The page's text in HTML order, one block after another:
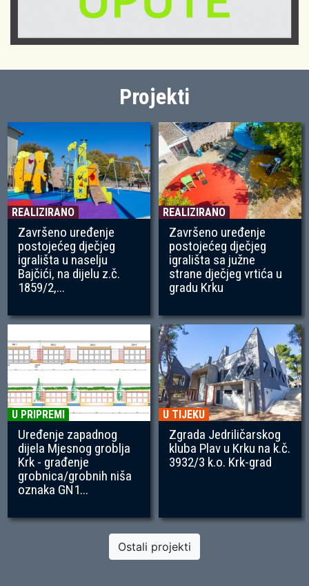
Projekti
REALIZIRANO
Završeno uređenje
postojećeg dječjeg
igrališta u naselju
Bajčići, na dijelu z.č.
1859/2,...
REALIZIRANO
Završeno uređenje
postojećeg dječjeg
igrališta sa južne
strane dječjeg vrtića u
gradu Krku
U PRIPREMI
Uređenje zapadnog
dijela Mjesnog groblja
Krk - građenje
grobnica/grobnih niša
oznaka GN1...
U TIJEKU
Zgrada Jedriličarskog
kluba Plav u Krku na k.č.
3932/3 k.o. Krk-grad
Ostali projekti